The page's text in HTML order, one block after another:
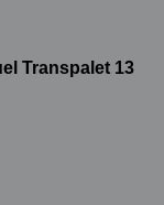
Manuel Transpalet 13